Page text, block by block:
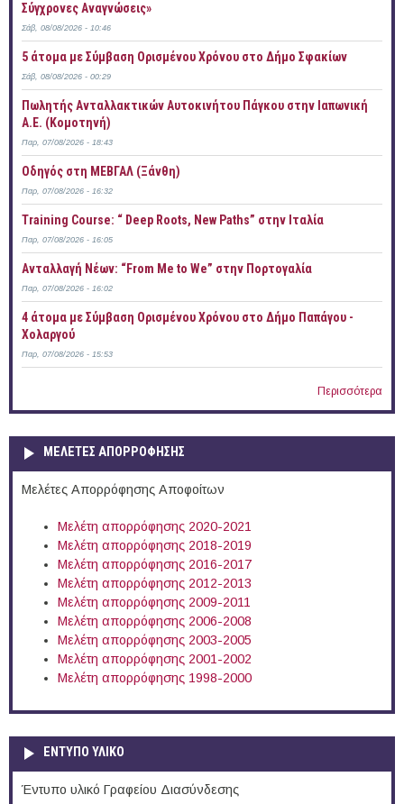
Σύγχρονες Αναγνώσεις»
Σάβ, 08/08/2026 - 10:46
5 άτομα με Σύμβαση Ορισμένου Χρόνου στο Δήμο Σφακίων
Σάβ, 08/08/2026 - 00:29
Πωλητής Ανταλλακτικών Αυτοκινήτου Πάγκου στην Ιαπωνική
Α.Ε. (Κομοτηνή)
Παρ, 07/08/2026 - 18:43
Οδηγός στη ΜΕΒΓΑΛ (Ξάνθη)
Παρ, 07/08/2026 - 16:32
Training Course: “ Deep Roots, New Paths” στην Ιταλία
Παρ, 07/08/2026 - 16:05
Ανταλλαγή Νέων: “From Me to We” στην Πορτογαλία
Παρ, 07/08/2026 - 16:02
4 άτομα με Σύμβαση Ορισμένου Χρόνου στο Δήμο Παπάγου -
Χολαργού
Παρ, 07/08/2026 - 15:53
Περισσότερα
ΜΕΛΕΤΕΣ ΑΠΟΡΡΟΦΗΣΗΣ
Μελέτες Απορρόφησης Αποφοίτων
Μελέτη απορρόφησης 2020-2021
Μελέτη απορρόφησης 2018-2019
Μελέτη απορρόφησης 2016-2017
Μελέτη απορρόφησης 2012-2013
Μελέτη απορρόφησης 2009-2011
Μελέτη απορρόφησης 2006-2008
Μελέτη απορρόφησης 2003-2005
Μελέτη απορρόφησης 2001-2002
Μελέτη απορρόφησης 1998-2000
ΕΝΤΥΠΟ ΥΛΙΚΟ
Έντυπο υλικό Γραφείου Διασύνδεσης